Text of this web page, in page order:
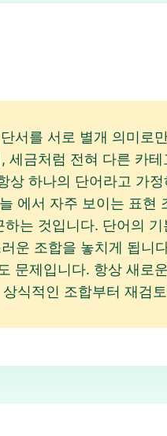
서를 서로 별개 의미로
금처럼 전혀 다른 카
하나의 단어라고 가
에서 자주 보이는 표
는 것입니다. 단어의
운 조합을 놓치게 됩니
문제입니다. 항상 새로
식적인 조합부터 재검